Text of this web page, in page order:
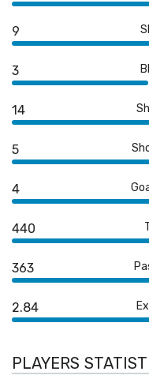
9
3
14
5
4
440
363
2.84
PLAYERS